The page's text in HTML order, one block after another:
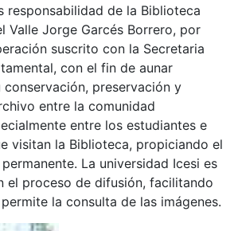
responsabilidad de la Biblioteca
Valle Jorge Garcés Borrero, por
suscrito con la Secretaria
con el fin de aunar
conservación, preservación y
entre la comunidad
entre los estudiantes e
visitan la Biblioteca, propiciando el
La universidad Icesi es
el proceso de difusión, facilitando
la consulta de las imágenes.